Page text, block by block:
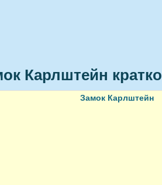
Карлштейн кратко